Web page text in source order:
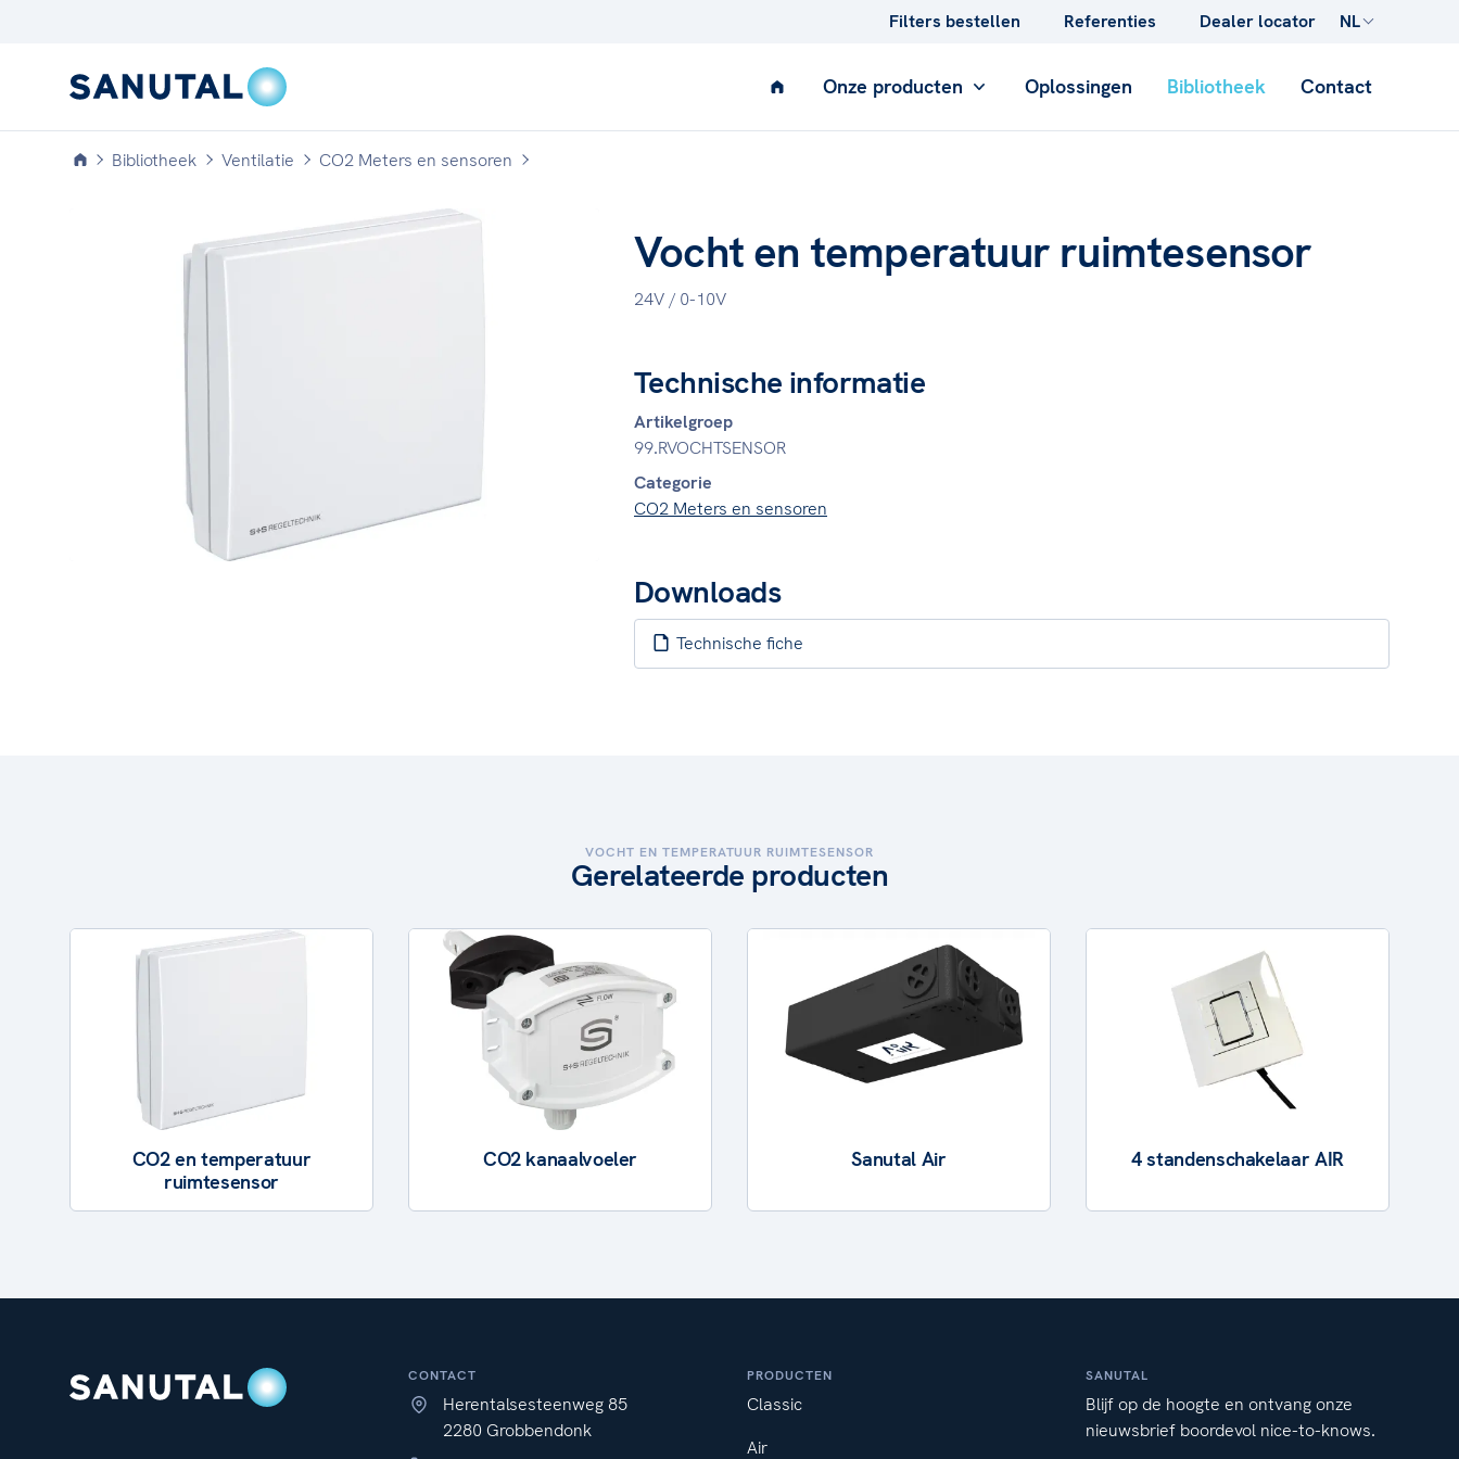
Onze producten
AIR
Ventilatie
Oplossingen Bibliotheek Contact
Filters bestellen Referenties Dealer locator NL
Bibliotheek Ventilatie CO2 Meters en sensoren
Vocht en temperatuur ruimtesensor
24V / 0-10V
Technische informatie
Artikelgroep
99.RVOCHTSENSOR
Categorie
CO2 Meters en sensoren
Downloads
Technische fiche
VOCHT EN TEMPERATUUR RUIMTESENSOR
Gerelateerde producten
CO2 en temperatuur
ruimtesensor
CO2 kanaalvoeler Sanutal Air 4 standenschakelaar AIR
CONTACT
Herentalsesteenweg 85
2280 Grobbendonk
PRODUCTEN
Classic
Air
SANUTAL
Blijf op de hoogte en ontvang onze
nieuwsbrief boordevol nice-to-knows.